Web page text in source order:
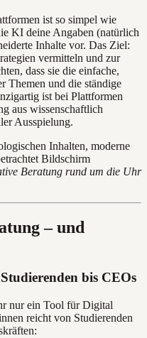
ist so simpel wie
KI deine Angaben (natürlich
Inhalte vor. Das Ziel:
vermitteln und zur
dass sie die einfache,
Themen und die ständige
ist bei Plattformen
aus wissenschaftlich
Ausspielung.
Beratung rund um die Uhr
– und
bis CEOs
nur ein Tool für Digital
reicht von Studierenden